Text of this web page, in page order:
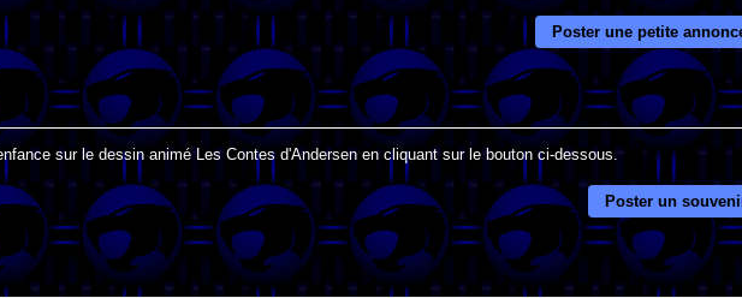
Poster une petite
sur le dessin animé Les Contes d'Andersen en cliquant sur le bouton ci-dessous.
Poster un